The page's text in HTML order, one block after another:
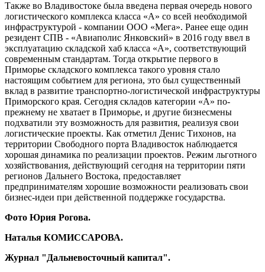
Также во Владивостоке была введена первая очередь нового
логистического комплекса класса «А» со всей необходимой
инфраструктурой - компании ООО «Мега». Ранее еще один
резидент СПВ - «Авиаполис Янковский» в 2016 году ввел в
эксплуатацию складской хаб класса «А», соответствующий
современным стандартам. Тогда открытие первого в
Приморье складского комплекса такого уровня стало
настоящим событием для региона, это был существенный
вклад в развитие транспортно-логистической инфраструктуры
Приморского края. Сегодня складов категории «А» по-
прежнему не хватает в Приморье, и другие бизнесмены
подхватили эту возможность для развития, реализуя свои
логистические проекты. Как отметил Денис Тихонов, на
территории Свободного порта Владивосток наблюдается
хорошая динамика по реализации проектов. Режим льготного
хозяйствования, действующий сегодня на территории пяти
регионов Дальнего Востока, предоставляет
предпринимателям хорошие возможности реализовать свои
бизнес-идеи при действенной поддержке государства.
Фото Юрия Рогова.
Наталья КОМИССАРОВА.
Журнал "Дальневосточный капитал".